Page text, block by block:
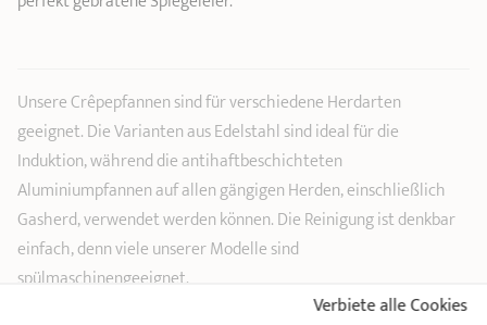
Unsere Crêpepfannen sind für verschiedene Herdarten
geeignet. Die Varianten aus Edelstahl sind ideal für die
Induktion, während die antihaftbeschichteten
Aluminiumpfannen auf allen gängigen Herden, einschließlich
Gasherd, verwendet werden können. Die Reinigung ist denkbar
einfach, denn viele unserer Modelle sind
spülmaschinengeeignet.
Wählen Sie die perfekte Größe für Ihre Bedürfnisse: Wir bieten
Verbiete alle Cookies